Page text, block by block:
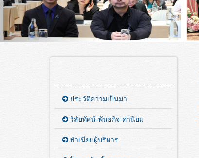
ประวัติความเป็นมา
วิสัยทัศน์-พันธกิจ-ค่านิยม
ทำเนียบผู้บริหาร